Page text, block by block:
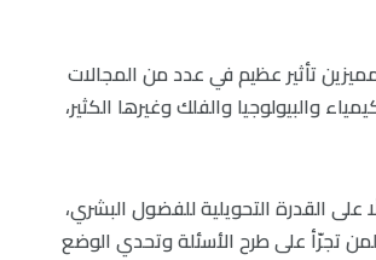
تأثير عظيم في عدد من المجالات
والبيولوجيا والفلك وغيرها الكثير،
القدرة التحويلية للفضول البشري،
لمن تجرّأ على طرح الأسئلة وتحدي الوضع